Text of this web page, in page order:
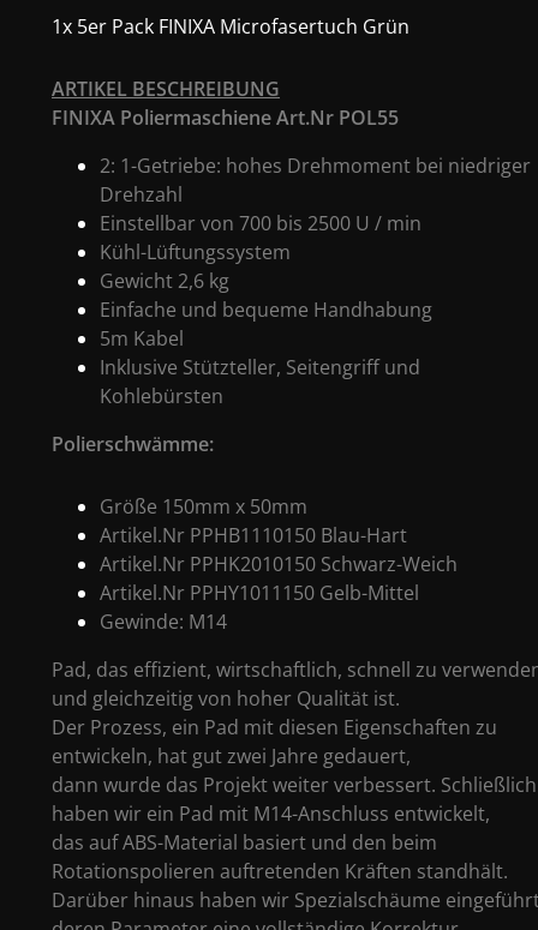
1x 5er Pack FINIXA Microfasertuch Grün
ARTIKEL BESCHREIBUNG
FINIXA Poliermaschiene Art.Nr POL55
2: 1-Getriebe: hohes Drehmoment bei niedriger
Drehzahl
Einstellbar von 700 bis 2500 U / min
Kühl-Lüftungssystem
Gewicht 2,6 kg
Einfache und bequeme Handhabung
5m Kabel
Inklusive Stützteller, Seitengriff und
Kohlebürsten
Polierschwämme:
Größe 150mm x 50mm
Artikel.Nr PPHB1110150 Blau-Hart
Artikel.Nr PPHK2010150 Schwarz-Weich
Artikel.Nr PPHY1011150 Gelb-Mittel
Gewinde: M14
Pad, das effizient, wirtschaftlich, schnell zu
und gleichzeitig von hoher Qualität ist.
Der Prozess, ein Pad mit diesen Eigenschaften zu
entwickeln, hat gut zwei Jahre gedauert,
dann wurde das Projekt weiter verbessert. Schließlich
haben wir ein Pad mit M14-Anschluss entwickelt,
das auf ABS-Material basiert und den beim
Rotationspolieren auftretenden Kräften standhält.
Darüber hinaus haben wir Spezialschäume